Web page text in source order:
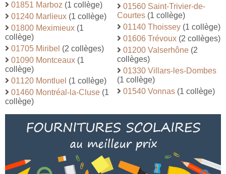
01851 Marboz (1 collège)
01240 Marlieux (1 collège)
01800 Meximieux (1
collège)
01705 Miribel (2 collèges)
01090 Montceaux (1
collège)
01120 Montluel (1 collège)
01460 Montréal-la-Cluse (1
collège)
01560 Saint-Trivier-de-
Courtes (1 collège)
01140 Thoissey (1 collège)
01606 Trévoux (2 collèges)
01200 Valserhône (2
collèges)
01330 Villars-les-Dombes
(1 collège)
01540 Vonnas (1 collège)